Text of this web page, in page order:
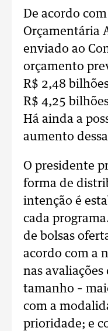
De acordo
Orçamentária
enviado ao
orçamento
R$ 2,48
R$ 4,25
Há ainda a
aumento
O presidente
forma de
intenção é
cada
de bolsas
acordo com a
nas avaliações
tamanho –
com a
prioridade; e